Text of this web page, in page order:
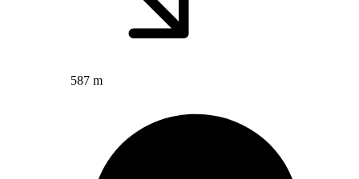
587 m